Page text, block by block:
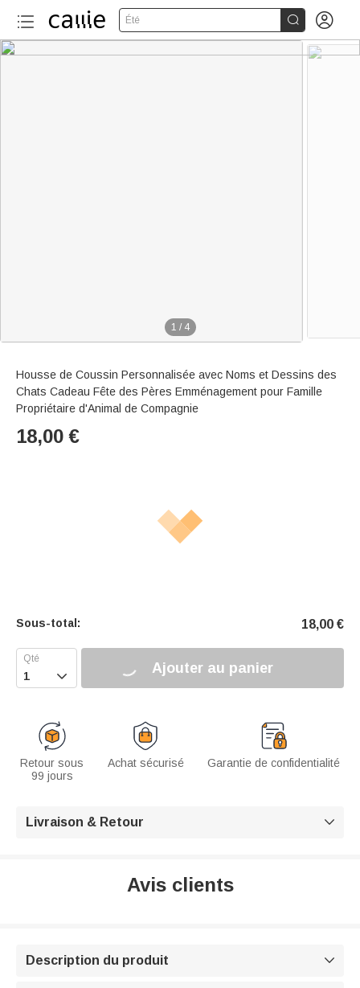
Été  
1 / 4
Housse de Coussin Personnalisée avec Noms et Dessins des
Chats Cadeau Fête des Pères Emménagement pour Famille
Propriétaire d'Animal de Compagnie
18,00 €
Sous-total: 18,00 €
 Ajouter au panier
Retour sous
99 jours
Achat sécurisé Garantie de confidentialité
Livraison & Retour 
Avis clients
Description du produit 